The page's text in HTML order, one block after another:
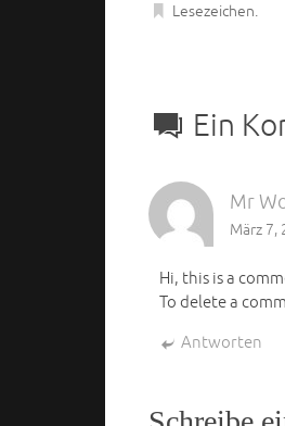
Lesezeichen.
Ein
Mr
März 7,
Hi, this is a
To delete a
Antworten